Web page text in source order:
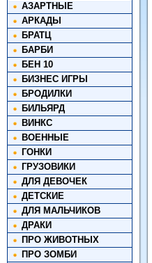
АЗАРТНЫЕ
АРКАДЫ
БРАТЦ
БАРБИ
БЕН 10
БИЗНЕС ИГРЫ
БРОДИЛКИ
БИЛЬЯРД
ВИНКС
ВОЕННЫЕ
ГОНКИ
ГРУЗОВИКИ
ДЛЯ ДЕВОЧЕК
ДЕТСКИЕ
ДЛЯ МАЛЬЧИКОВ
ДРАКИ
ПРО ЖИВОТНЫХ
ПРО ЗОМБИ